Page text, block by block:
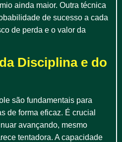
ainda maior. Outra técnica
de sucesso a cada
de perda e o valor da
Disciplina e do
são fundamentais para
de forma eficaz. É crucial
avançando, mesmo
tentadora. A capacidade